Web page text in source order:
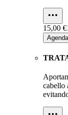
15,00 €
cabello